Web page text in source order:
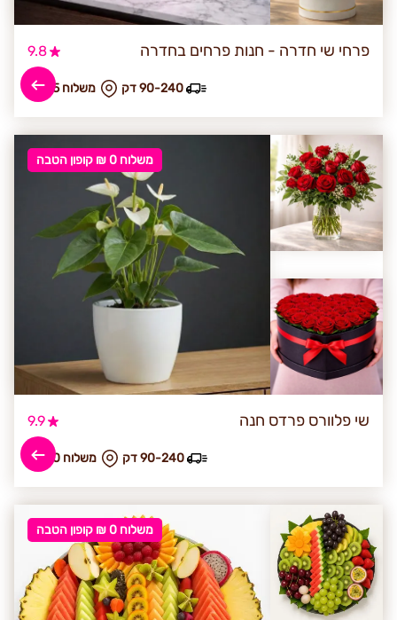
פרחי שי חדרה - חנות פרחים בחדרה 9.8
₪ משלוח 25 90-240 דק
משלוח 0 ₪ קופון הטבה
שי פלוורס פרדס חנה 9.9
₪ משלוח 30 90-240 דק
משלוח 0 ₪ קופון הטבה